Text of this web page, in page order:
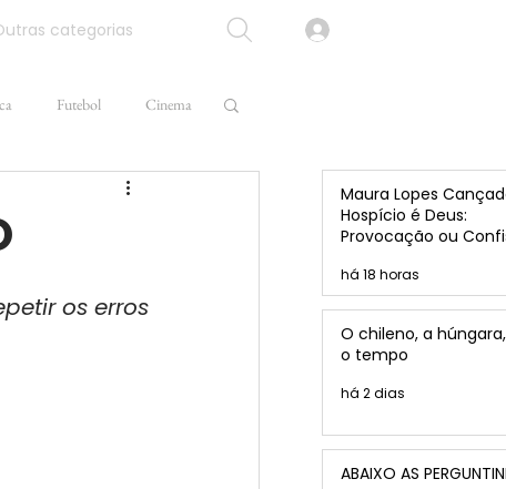
categorias
Futebol Cinema
os erros
Maura Lopes
Hospício é Deus:
Provocação ou
há 18 horas
O chileno, a
o tempo
há 2 dias
ABAIXO AS